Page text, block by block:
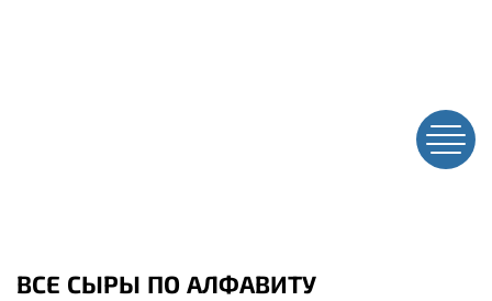
ВСЕ СЫРЫ ПО АЛФАВИТУ